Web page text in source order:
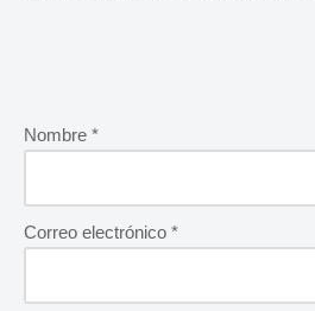
Nombre *
Correo electrónico *